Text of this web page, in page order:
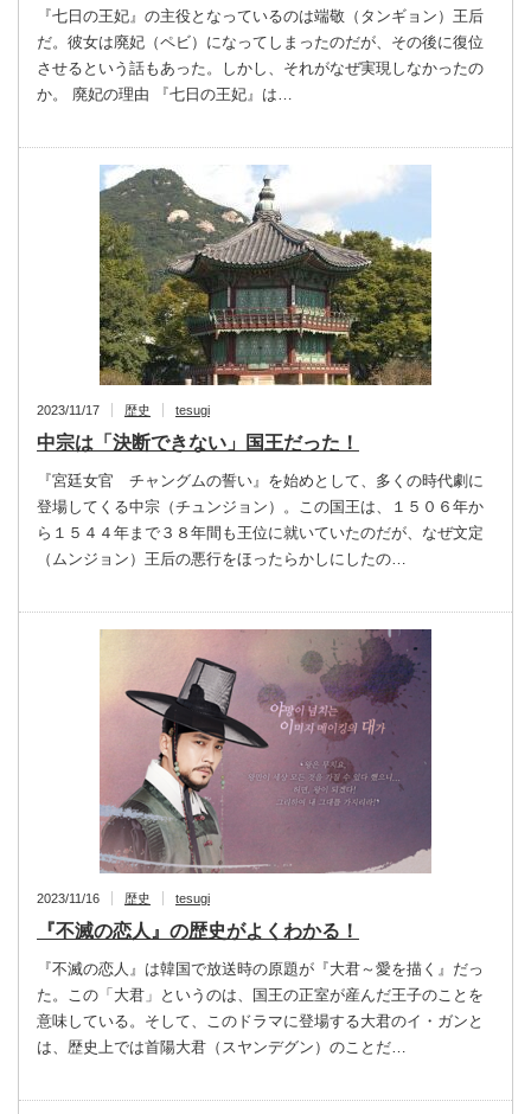
『七日の王妃』の主役となっているのは端敬（タンギョン）王后
だ。彼女は廃妃（ペビ）になってしまったのだが、その後に復位
させるという話もあった。しかし、それがなぜ実現しなかったの
か。 廃妃の理由 『七日の王妃』は…
2023/11/17 歴史 tesugi
中宗は「決断できない」国王だった！
『宮廷女官 チャングムの誓い』を始めとして、多くの時代劇に
登場してくる中宗（チュンジョン）。この国王は、１５０６年か
ら１５４４年まで３８年間も王位に就いていたのだが、なぜ文定
（ムンジョン）王后の悪行をほったらかしにしたの…
2023/11/16 歴史 tesugi
『不滅の恋人』の歴史がよくわかる！
『不滅の恋人』は韓国で放送時の原題が『大君～愛を描く』だっ
た。この「大君」というのは、国王の正室が産んだ王子のことを
意味している。そして、このドラマに登場する大君のイ・ガンと
は、歴史上では首陽大君（スヤンデグン）のことだ…